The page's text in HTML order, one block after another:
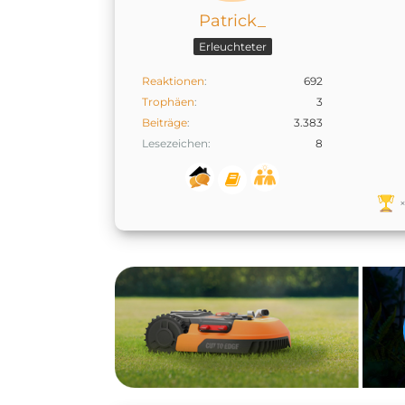
Patrick_
Erleuchteter
Reaktionen
692
Trophäen
3
Beiträge
3.383
Lesezeichen
8